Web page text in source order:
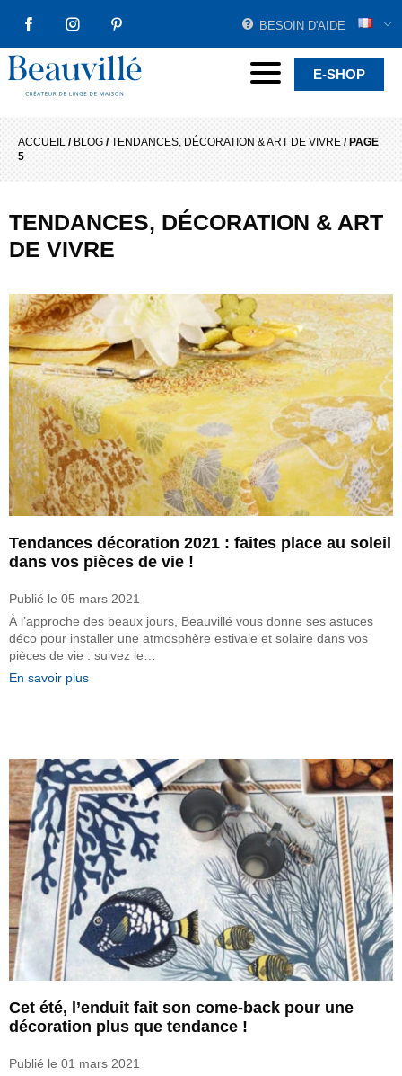
FACEBOOKINSTAGRAMPINTEREST
BESOIN D'AIDE
Beauvillé Créateur par tradition Menu E-SHOP
ACCUEIL / BLOG /TENDANCES, DÉCORATION & ART DE VIVRE / PAGE
5
TENDANCES, DÉCORATION & ART
DE VIVRE
Tendances décoration 2021 : faites place au soleil
dans vos pièces de vie !
Publié le 05 mars 2021
À l’approche des beaux jours, Beauvillé vous donne ses astuces
déco pour installer une atmosphère estivale et solaire dans vos
pièces de vie : suivez le…
En savoir plus
Cet été, l’enduit fait son come-back pour une
décoration plus que tendance !
Publié le 01 mars 2021